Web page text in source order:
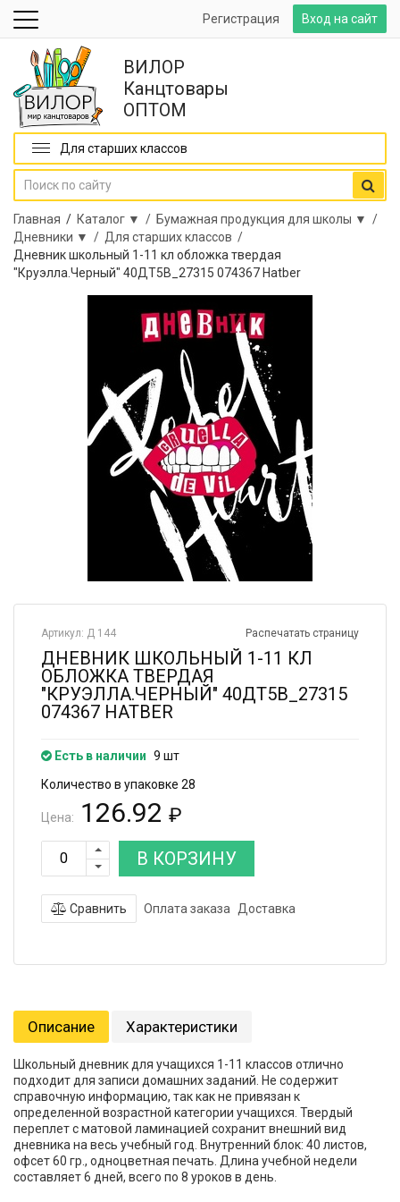
Вход на сайт
Регистрация
ВИЛОР
Канцтовары
ОПТОМ
Для старших классов
Главная / Каталог ▼ / Бумажная продукция для школы ▼ /
Дневники ▼ / Для старших классов /
Дневник школьный 1-11 кл обложка твердая
"Круэлла.Черный" 40ДТ5В_27315 074367 Hatber
Распечатать страницу
Артикул: Д 144
ДНЕВНИК ШКОЛЬНЫЙ 1-11 КЛ
ОБЛОЖКА ТВЕРДАЯ
"КРУЭЛЛА.ЧЕРНЫЙ" 40ДТ5В_27315
074367 HATBER
Есть в наличии 9 шт
Количество в упаковке 28
Цена: 126.92 ₽
В КОРЗИНУ
Сравнить Оплата заказа Доставка
Описание Характеристики
Школьный дневник для учащихся 1-11 классов отлично
подходит для записи домашних заданий. Не содержит
справочную информацию, так как не привязан к
определенной возрастной категории учащихся. Твердый
переплет с матовой ламинацией сохранит внешний вид
дневника на весь учебный год. Внутренний блок: 40 листов,
офсет 60 гр., одноцветная печать. Длина учебной недели
составляет 6 дней, всего по 8 уроков в день.